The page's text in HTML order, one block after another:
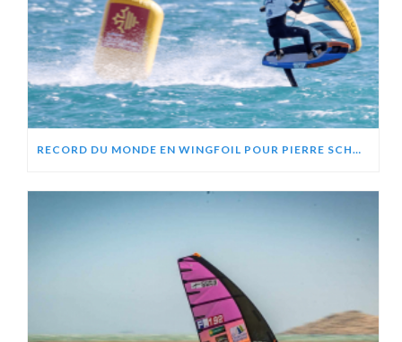
RECORD DU MONDE EN WINGFOIL POUR PIERRE SCHMITZ, ZEPHIR PROJECT